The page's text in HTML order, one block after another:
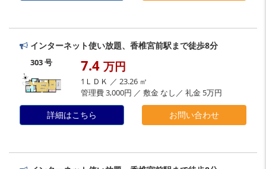
インターネット使い放題、香椎宮前駅まで徒歩8分
303 号 7.4 万円
1ＬＤＫ ／ 23.26 ㎡
管理費 3,000円 ／ 敷金 なし／ 礼金 5万円
詳細はこちら お問い合わせ